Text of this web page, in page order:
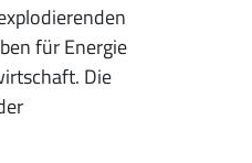
für Energie
Die